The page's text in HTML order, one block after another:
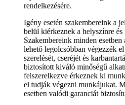
rendelkezésére.
Igény esetén szakembereink a
belül kiérkeznek a helyszínre
Szakembereink minden
lehető legolcsóbban végezzék
szerelését, cseréjét és
biztosított kiváló minőségű
felszerelkezve érkeznek ki
el tudják végezni munkájukat.
esetben valódi garanciát